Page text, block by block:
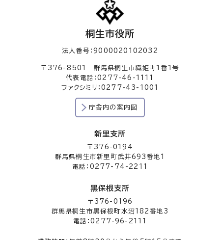
桐生市役所
法人番号：9000020102032
〒376-8501 群馬県桐生市織姫町1番1号
代表電話：0277-46-1111
ファクシミリ：0277-43-1001
庁舎内の案内図
新里支所
〒376-0194
群馬県桐生市新里町武井693番地1
電話：0277-74-2211
黒保根支所
〒376-0196
群馬県桐生市黒保根町水沼182番地3
電話：0277-96-2111